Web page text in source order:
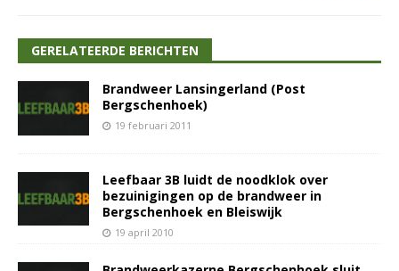
GERELATEERDE BERICHTEN
Brandweer Lansingerland (Post
Bergschenhoek)
19 februari 2011
Leefbaar 3B luidt de noodklok over
bezuinigingen op de brandweer in
Bergschenhoek en Bleiswijk
19 april 2010